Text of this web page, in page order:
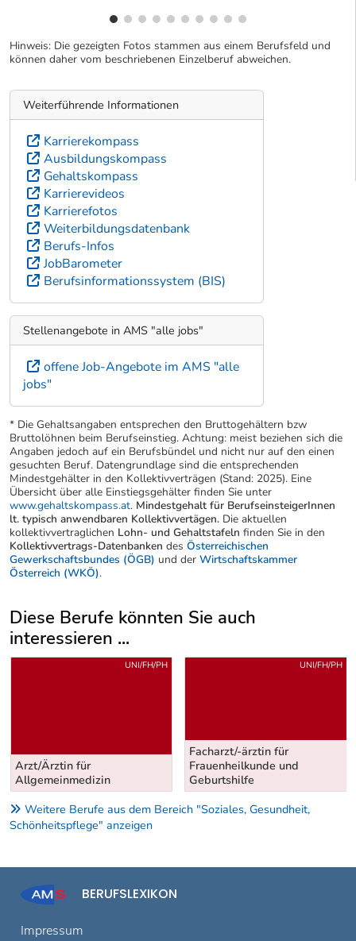
Hinweis: Die gezeigten Fotos stammen aus einem Berufsfeld und
können daher vom beschriebenen Einzelberuf abweichen.
Weiterführende Informationen
Karrierekompass
Ausbildungskompass
Gehaltskompass
Karrierevideos
Karrierefotos
Weiterbildungsdatenbank
Berufs-Infos
JobBarometer
Berufsinformationssystem (BIS)
Stellenangebote in AMS "alle jobs"
offene Job-Angebote im AMS "alle
jobs"
* Die Gehaltsangaben entsprechen den Bruttogehältern bzw
Bruttolöhnen beim Berufseinstieg. Achtung: meist beziehen sich die
Angaben jedoch auf ein Berufsbündel und nicht nur auf den einen
gesuchten Beruf. Datengrundlage sind die entsprechenden
Mindestgehälter in den Kollektivverträgen (Stand: 2025). Eine
Übersicht über alle Einstiegsgehälter finden Sie unter
www.gehaltskompass.at. Mindestgehalt für BerufseinsteigerInnen
lt. typisch anwendbaren Kollektivvertägen. Die aktuellen
kollektivvertraglichen Lohn- und Gehaltstafeln finden Sie in den
Kollektivvertrags-Datenbanken des Österreichischen
Gewerkschaftsbundes (ÖGB) und der Wirtschaftskammer
Österreich (WKÖ).
Diese Berufe könnten Sie auch
interessieren ...
Uber weitere Berufsvorschläge
Arzt/Ärztin für
Allgemeinmedizin
UNI/FH/PH
Facharzt/-ärztin für
Frauenheilkunde und
Geburtshilfe
UNI/FH/PH
Weitere Berufe aus dem Bereich "Soziales, Gesundheit,
Schönheitspflege" anzeigen
BERUFSLEXIKON
Impressum